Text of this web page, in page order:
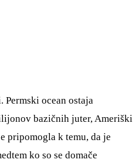
ocean ostaja
bazičnih juter, Ameriški
pripomogla k temu, da je
ko so se domače